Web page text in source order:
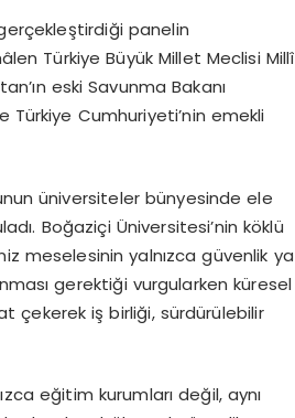
gerçekleştirdiği panelin
Türkiye Büyük Millet Meclisi Millî
eski Savunma Bakanı
Türkiye Cumhuriyeti’nin emekli
üniversiteler bünyesinde ele
Boğaziçi Üniversitesi’nin köklü
meselesinin yalnızca güvenlik ya
gerektiği vurgularken küresel
çekerek iş birliği, sürdürülebilir
eğitim kurumları değil, aynı